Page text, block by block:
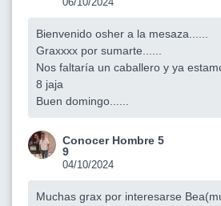
Bienvenido osher a la mesaza......
Graxxxx por sumarte......
Nos faltaría un caballero y ya
8 jaja
Buen domingo......
Conocer Hombre 5
9
04/10/2024
Muchas grax por interesarse